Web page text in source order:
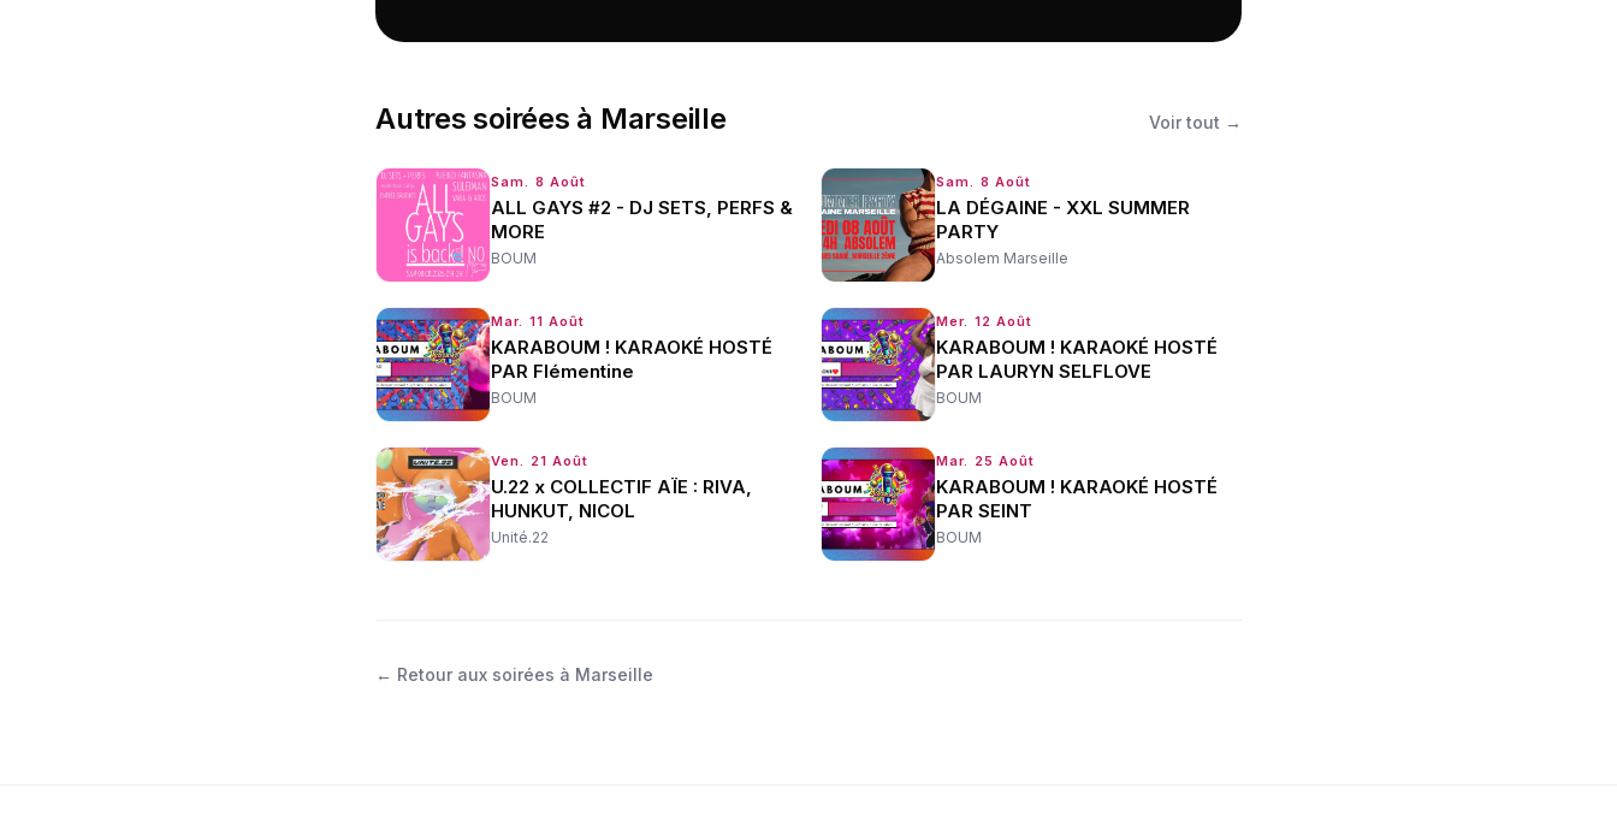
Autressoirées à Marseille Voir tout →
Sam. 8 Août
ALL GAYS #2 - DJ SETS, PERFS &
MORE
BOUM
Sam. 8 Août
LA DÉGAINE - XXL SUMMER
PARTY
Absolem Marseille
Mar. 11 Août
KARABOUM ! KARAOKÉ HOSTÉ
PAR Flémentine
BOUM
Mer. 12 Août
KARABOUM ! KARAOKÉ HOSTÉ
PAR LAURYN SELFLOVE
BOUM
Ven. 21 Août
U.22 x COLLECTIF AÏE : RIVA,
HUNKUT, NICOL
Unité.22
Mar. 25 Août
KARABOUM ! KARAOKÉ HOSTÉ
PAR SEINT
BOUM
← Retour aux soirées à Marseille